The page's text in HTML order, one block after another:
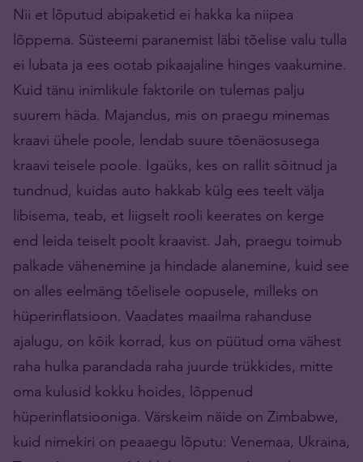
Nii et lõputud abipaketid ei hakka ka niipea
lõppema. Süsteemi paranemist läbi tõelise valu tulla
ei lubata ja ees ootab pikaajaline hinges vaakumine.
Kuid tänu inimlikule faktorile on tulemas palju
suurem häda. Majandus, mis on praegu minemas
kraavi ühele poole, lendab suure tõenäosusega
kraavi teisele poole. Igaüks, kes on rallit sõitnud ja
tundnud, kuidas auto hakkab külg ees teelt välja
libisema, teab, et liigselt rooli keerates on kerge
end leida teiselt poolt kraavist. Jah, praegu toimub
palkade vähenemine ja hindade alanemine, kuid see
on alles eelmäng tõelisele oopusele, milleks on
hüperinflatsioon. Vaadates maailma rahanduse
ajalugu, on kõik korrad, kus on püütud oma vähest
raha hulka parandada raha juurde trükkides, mitte
oma kulusid kokku hoides, lõppenud
hüperinflatsiooniga. Värskeim näide on Zimbabwe,
kuid nimekiri on peaaegu lõputu: Venemaa, Ukraina,